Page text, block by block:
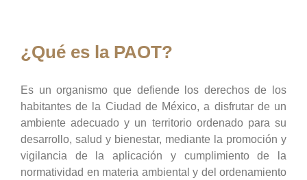
¿Qué es la PAOT?
Es un organismo que defiende los derechos de los
habitantes de la Ciudad de México, a disfrutar de un
ambiente adecuado y un territorio ordenado para su
desarrollo, salud y bienestar, mediante la promoción y
vigilancia de la aplicación y cumplimiento de la
normatividad en materia ambiental y del ordenamiento